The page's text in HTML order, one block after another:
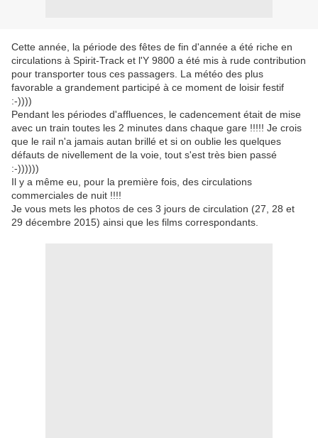
Cette année, la période des fêtes de fin d'année a été riche en
circulations à Spirit-Track et l'Y 9800 a été mis à rude contribution
pour transporter tous ces passagers. La météo des plus
favorable a grandement participé à ce moment de loisir festif
:-))))
Pendant les périodes d'affluences, le cadencement était de mise
avec un train toutes les 2 minutes dans chaque gare !!!!! Je crois
que le rail n'a jamais autan brillé et si on oublie les quelques
défauts de nivellement de la voie, tout s'est très bien passé
:-))))))
Il y a même eu, pour la première fois, des circulations
commerciales de nuit !!!!
Je vous mets les photos de ces 3 jours de circulation (27, 28 et
29 décembre 2015) ainsi que les films correspondants.